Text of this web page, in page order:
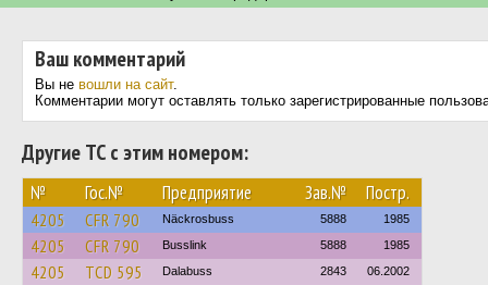
Ваш комментарий
Вы не вошли на сайт.
Комментарии могут оставлять только зарегистрированные
Другие ТС с этим номером:
№ Гос.№ Предприятие Зав.№ Постр.
4205 CFR 790 Näckrosbuss 5888 1985
4205 CFR 790 Busslink 5888 1985
4205 TCD 595 Dalabuss 2843 06.2002